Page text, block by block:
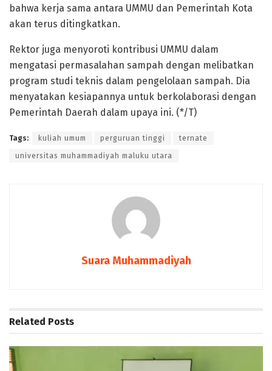
bahwa kerja sama antara UMMU dan Pemerintah Kota
akan terus ditingkatkan.
Rektor juga menyoroti kontribusi UMMU dalam
mengatasi permasalahan sampah dengan melibatkan
program studi teknis dalam pengelolaan sampah. Dia
menyatakan kesiapannya untuk berkolaborasi dengan
Pemerintah Daerah dalam upaya ini. (*/T)
Tags: kuliah umum perguruan tinggi ternate
universitas muhammadiyah maluku utara
Suara Muhammadiyah
Related Posts